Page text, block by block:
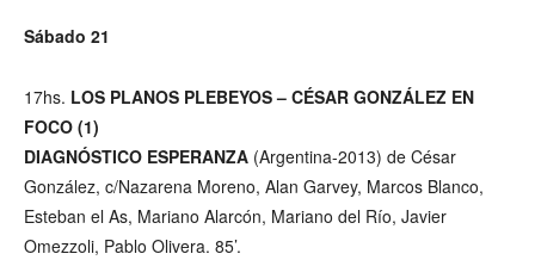
Sábado 21
17hs. LOS PLANOS PLEBEYOS – CÉSAR GONZÁLEZ EN
FOCO (1)
DIAGNÓSTICO ESPERANZA (Argentina-2013) de César
González, c/Nazarena Moreno, Alan Garvey, Marcos Blanco,
Esteban el As, Mariano Alarcón, Mariano del Río, Javier
Omezzoli, Pablo Olivera. 85’.